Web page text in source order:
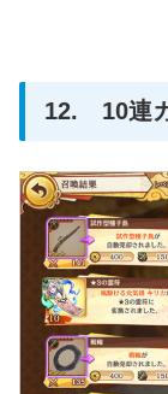
12. 10連